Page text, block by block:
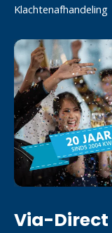
Klachtenafhandeling
Via-Direct